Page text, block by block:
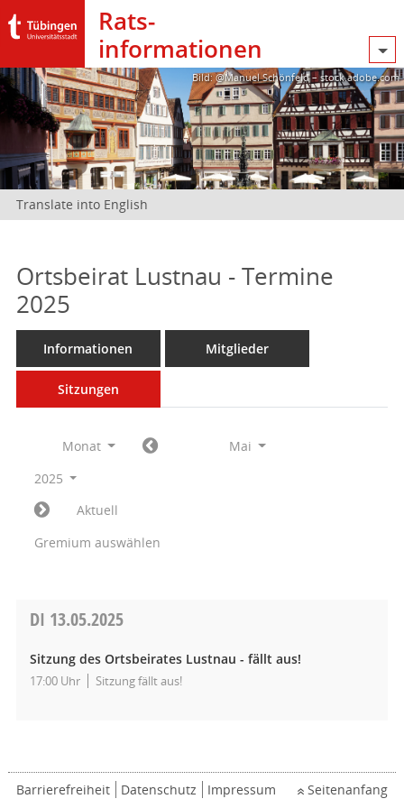
Rats­
informationen
Bild: @Manuel Schönfeld – stock.adobe.com
Translate into English
Ortsbeirat Lustnau - Termine
2025
Informationen Mitglieder
Sitzungen
Monat
Mai
2025
Aktuell
Gremium auswählen
DI 13.05.2025
Sitzung des Ortsbeirates Lustnau - fällt aus!
17:00 Uhr Sitzung fällt aus!
Barrierefreiheit Datenschutz Impressum Seitenanfang